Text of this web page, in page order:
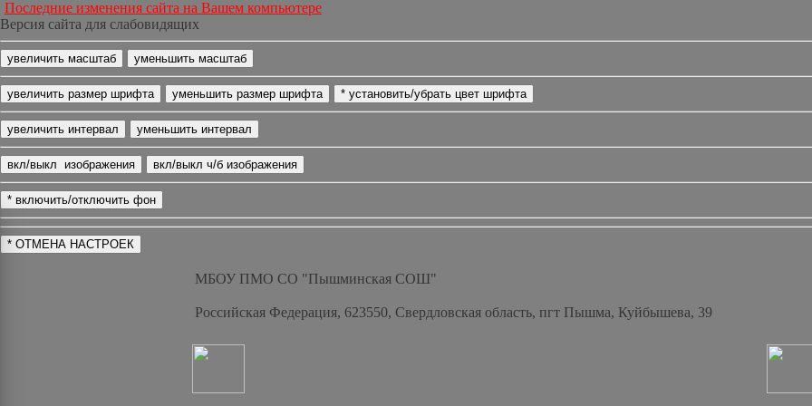
Последние изменения сайта на Вашем компьютере
Версия сайта для слабовидящих
МБОУ ПМО СО "Пышминская СОШ"
Российская Федерация, 623550, Свердловская область, пгт Пышма, Куйбышева, 39